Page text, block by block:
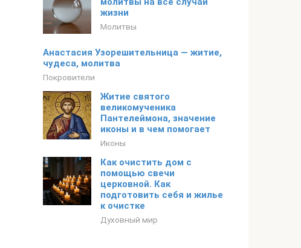
жизни
Молитвы
Анастасия Узорешительница — житие,
чудеса, молитва
Покровители
Житие святого
великомученика
Пантелеймона, значение
иконы и в чем помогает
Иконы
Как очистить дом с
помощью свечи
церковной. Как
подготовить себя и жилье
к очистке
Духовный мир